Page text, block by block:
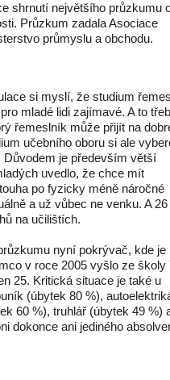
shrnutí největšího průzkumu
Průzkum zadala Asociace
průmyslu a obchodu.
si myslí, že studium
mladé lidi zajímavé. A to
řemeslník může přijít na
učebního oboru si ale
Důvodem je především větší
uvedlo, že chce mít
po fyzicky méně náročné
a už vůbec ne venku. A 26
na učilištích.
nyní pokrývač, kde je
v roce 2005 vyšlo ze školy
25. Kritická situace je také u
(úbytek 80 %),
60 %), truhlář (úbytek 49 %)
dokonce ani jediného